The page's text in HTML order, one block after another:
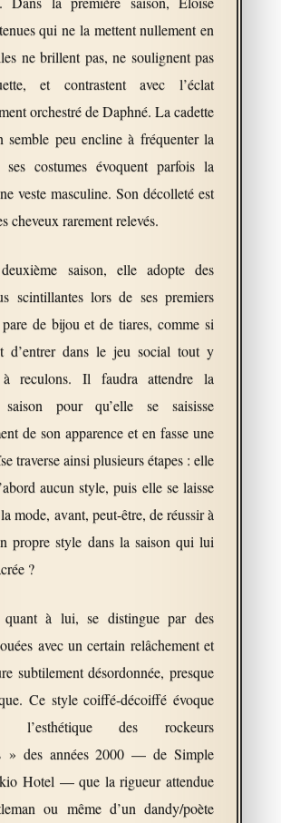
qui ne la mettent nullement en
ne brillent pas, ne soulignent pas
et contrastent avec l’éclat
orchestré de Daphné. La cadette
semble peu encline à fréquenter la
costumes évoquent parfois la
veste masculine. Son décolleté est
cheveux rarement relevés.
saison, elle adopte des
scintillantes lors de ses premiers
de bijou et de tiares, comme si
d’entrer dans le jeu social tout y
à reculons. Il faudra attendre la
saison pour qu’elle se saisisse
de son apparence et en fasse une
traverse ainsi plusieurs étapes : elle
aucun style, puis elle se laisse
mode, avant, peut-être, de réussir à
propre style dans la saison qui lui
?
quant à lui, se distingue par des
avec un certain relâchement et
subtilement désordonnée, presque
Ce style coiffé-décoiffé évoque
l’esthétique des rockeurs
» des années 2000 — de Simple
Hotel — que la rigueur attendue
ou même d’un dandy/poète